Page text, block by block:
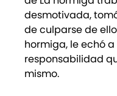
desmotivada,
de culparse de
hormiga, le echó
responsabilidad
mismo.